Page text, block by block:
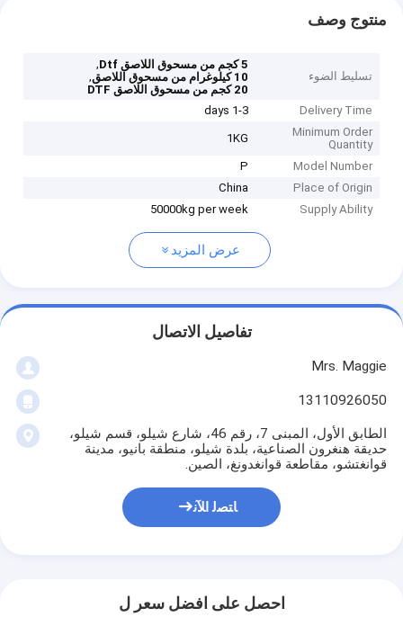
منتوج وصف
تسليط الضوء
5 كجم من مسحوق اللاصق Dtf
,
10 كيلوغرام من مسحوق اللاصق
,
20 كجم من مسحوق اللاصق DTF
Delivery Time
1-3 days
Minimum Order
Quantity
1KG
Model Number
P
Place of Origin
China
Supply Ability
50000kg per week
عرض المزيد
تفاصيل الاتصال
Mrs. Maggie
13110926050
الطابق الأول، المبنى 7، رقم 46، شارع شيلو، قسم شيلو،
حديقة هنغرون الصناعية، بلدة شيلو، منطقة بانيو، مدينة
قوانغتشو، مقاطعة قوانغدونغ، الصين.
ﺎﺘﺼﻟ ﺍﻶﻧ
احصل على افضل سعر ل